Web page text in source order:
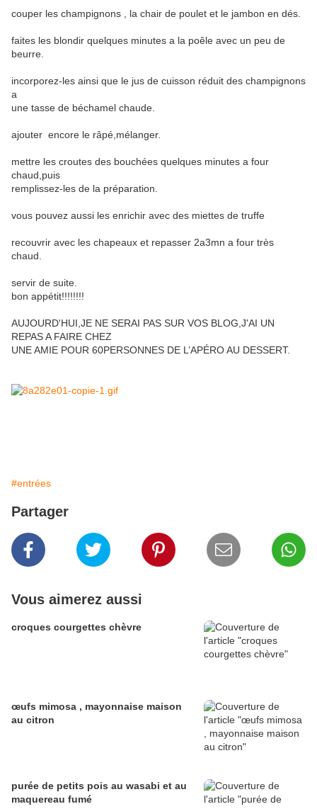
couper les champignons , la chair de poulet et le jambon en dés.
faites les blondir quelques minutes a la poêle avec un peu de
beurre.
incorporez-les ainsi que le jus de cuisson réduit des champignons
a
une tasse de béchamel chaude.
ajouter encore le râpé,mélanger.
mettre les croutes des bouchées quelques minutes a four
chaud,puis
remplissez-les de la préparation.
vous pouvez aussi les enrichir avec des miettes de truffe
recouvrir avec les chapeaux et repasser 2a3mn a four très
chaud.
servir de suite.
bon appétit!!!!!!!!
AUJOURD'HUI,JE NE SERAI PAS SUR VOS BLOG,J'AI UN
REPAS A FAIRE CHEZ
UNE AMIE POUR 60PERSONNES DE L’APÉRO AU DESSERT.
#entrées
Partager
Vous aimerez aussi
croques courgettes chèvre
œufs mimosa , mayonnaise maison
au citron
purée de petits pois au wasabi et au
maquereau fumé